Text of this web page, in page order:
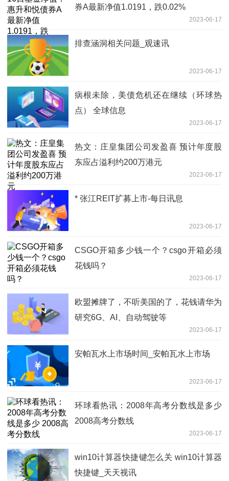
券A最新净值1.0191，跌0.02%
2023-06-17
排查涵洞相关问题_观速讯
2023-06-17
病根未除，美债危机还在继续（环球热
点） 全球信息
2023-06-17
热文：庄皇集团公司发盈喜 预计年度股
东应占溢利约200万港元
2023-06-17
* 张江REIT扩募上市-每日讯息
2023-06-17
CSGO开箱多少钱一个？csgo开箱必须
花钱吗？
2023-06-17
欧盟摊牌了，不听美国的了，花钱请华为
研究6G、AI、自动驾驶等
2023-06-17
安帕瓦水上市场时间_安帕瓦水上市场
2023-06-17
环球看热讯：2008年高考分数线是多少
2008高考分数线
2023-06-17
win10计算器快捷键怎么关 win10计算器
快捷键_天天视讯